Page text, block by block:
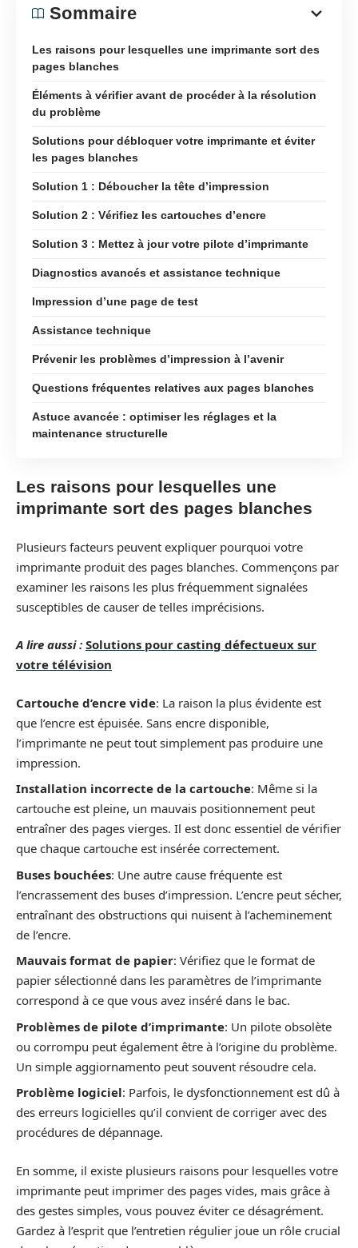
Sommaire
Les raisons pour lesquelles une imprimante sort des
pages blanches
Éléments à vérifier avant de procéder à la résolution
du problème
Solutions pour débloquer votre imprimante et éviter
les pages blanches
Solution 1 : Déboucher la tête d’impression
Solution 2 : Vérifiez les cartouches d’encre
Solution 3 : Mettez à jour votre pilote d’imprimante
Diagnostics avancés et assistance technique
Impression d’une page de test
Assistance technique
Prévenir les problèmes d’impression à l’avenir
Questions fréquentes relatives aux pages blanches
Astuce avancée : optimiser les réglages et la
maintenance structurelle
Les raisons pour lesquelles une
imprimante sort des pages blanches
Plusieurs facteurs peuvent expliquer pourquoi votre
imprimante produit des pages blanches. Commençons par
examiner les raisons les plus fréquemment signalées
susceptibles de causer de telles imprécisions.
A lire aussi : Solutions pour casting défectueux sur
votre télévision
Cartouche d’encre vide: La raison la plus évidente est
que l’encre est épuisée. Sans encre disponible,
l’imprimante ne peut tout simplement pas produire une
impression.
Installation incorrecte de la cartouche: Même si la
cartouche est pleine, un mauvais positionnement peut
entraîner des pages vierges. Il est donc essentiel de vérifier
que chaque cartouche est insérée correctement.
Buses bouchées: Une autre cause fréquente est
l’encrassement des buses d’impression. L’encre peut sécher,
entraînant des obstructions qui nuisent à l’acheminement
de l’encre.
Mauvais format de papier: Vérifiez que le format de
papier sélectionné dans les paramètres de l’imprimante
correspond à ce que vous avez inséré dans le bac.
Problèmes de pilote d’imprimante: Un pilote obsolète
ou corrompu peut également être à l’origine du problème.
Un simple aggiornamento peut souvent résoudre cela.
Problème logiciel: Parfois, le dysfonctionnement est dû à
des erreurs logicielles qu’il convient de corriger avec des
procédures de dépannage.
En somme, il existe plusieurs raisons pour lesquelles votre
imprimante peut imprimer des pages vides, mais grâce à
des gestes simples, vous pouvez éviter ce désagrément.
Gardez à l’esprit que l’entretien régulier joue un rôle crucial